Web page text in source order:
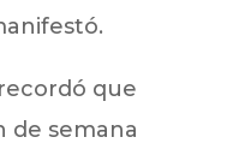
que
de semana